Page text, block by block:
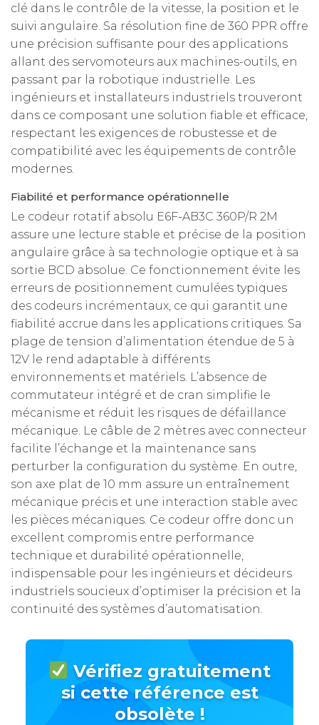
clé dans le contrôle de la vitesse, la position et le
suivi angulaire. Sa résolution fine de 360 PPR offre
une précision suffisante pour des applications
allant des servomoteurs aux machines-outils, en
passant par la robotique industrielle. Les
ingénieurs et installateurs industriels trouveront
dans ce composant une solution fiable et efficace,
respectant les exigences de robustesse et de
compatibilité avec les équipements de contrôle
modernes.
Fiabilité et performance opérationnelle
Le codeur rotatif absolu E6F-AB3C 360P/R 2M
assure une lecture stable et précise de la position
angulaire grâce à sa technologie optique et à sa
sortie BCD absolue. Ce fonctionnement évite les
erreurs de positionnement cumulées typiques
des codeurs incrémentaux, ce qui garantit une
fiabilité accrue dans les applications critiques. Sa
plage de tension d’alimentation étendue de 5 à
12V le rend adaptable à différents
environnements et matériels. L’absence de
commutateur intégré et de cran simplifie le
mécanisme et réduit les risques de défaillance
mécanique. Le câble de 2 mètres avec connecteur
facilite l’échange et la maintenance sans
perturber la configuration du système. En outre,
son axe plat de 10 mm assure un entraînement
mécanique précis et une interaction stable avec
les pièces mécaniques. Ce codeur offre donc un
excellent compromis entre performance
technique et durabilité opérationnelle,
indispensable pour les ingénieurs et décideurs
industriels soucieux d’optimiser la précision et la
continuité des systèmes d’automatisation.
Vérifiez gratuitement
si cette référence est
obsolète !